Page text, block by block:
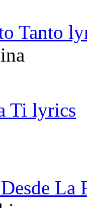
Tanto
Ti lyrics
La